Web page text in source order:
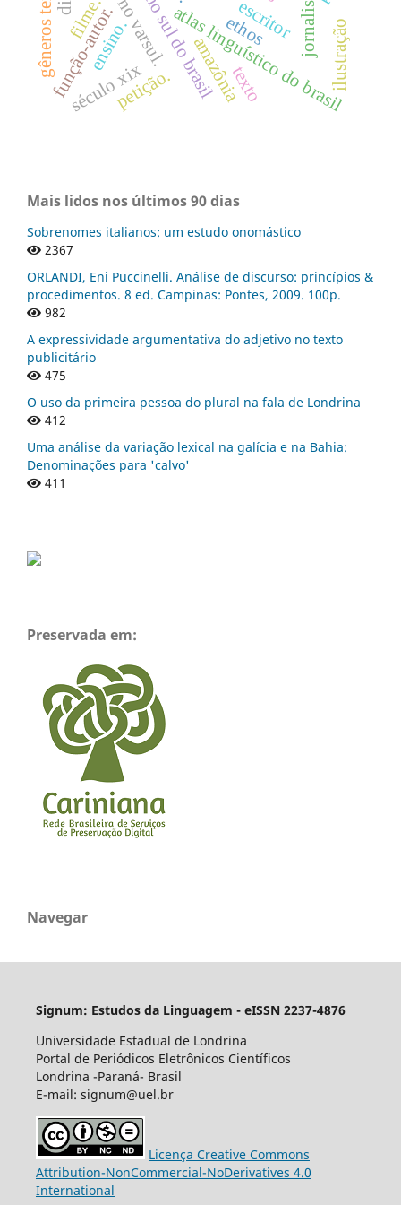
atlas linguístico do brasil
escritor
função-autor. amazôniatexto
filme.
século xix ilustração
ensino. ethos
petição.
Mais lidos nos últimos 90 dias
Sobrenomes italianos: um estudo onomástico
2367
ORLANDI, Eni Puccinelli. Análise de discurso: princípios &
procedimentos. 8 ed. Campinas: Pontes, 2009. 100p.
982
A expressividade argumentativa do adjetivo no texto
publicitário
475
O uso da primeira pessoa do plural na fala de Londrina
412
Uma análise da variação lexical na galícia e na Bahia:
Denominações para 'calvo'
411
Preservada em:
Navegar
Signum: Estudos da Linguagem - eISSN 2237-4876
Universidade Estadual de Londrina
Portal de Periódicos Eletrônicos Científicos
Londrina -Paraná- Brasil
E-mail: signum@uel.br
Licença Creative Commons
Attribution-NonCommercial-NoDerivatives 4.0
International